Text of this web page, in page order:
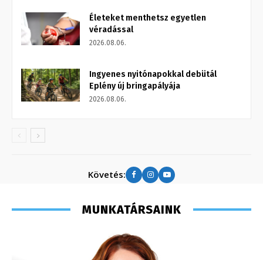
Életeket menthetsz egyetlen
véradással
2026.08.06.
Ingyenes nyitónapokkal debütál
Eplény új bringapályája
2026.08.06.
Követés:
MUNKATÁRSAINK